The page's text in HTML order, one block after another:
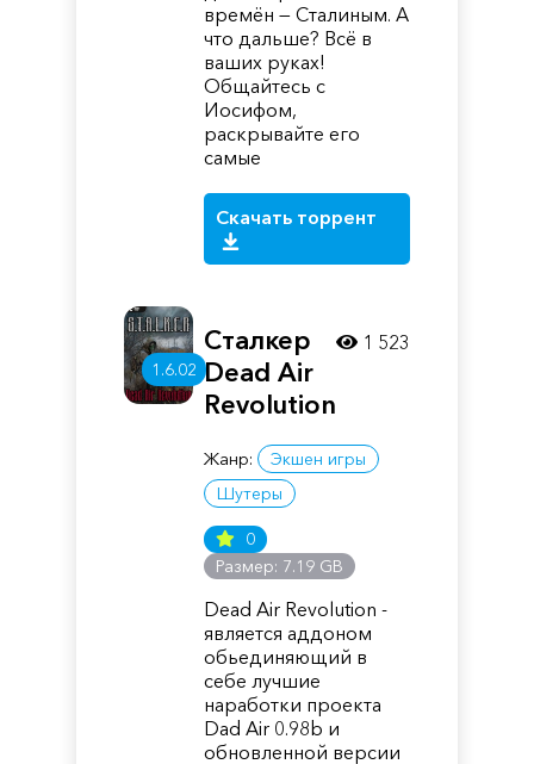
времён — Сталиным. А
что дальше? Всё в
ваших руках!
Общайтесь с
Иосифом,
раскрывайте его
самые
Скачать торрент
1.6.02
Сталкер
Dead Air
Revolution
Жанр:
Экшен игры
Шутеры
0
Размер: 7.19 GB
Dead Air Revolution -
является аддоном
обьединяющий в
себе лучшие
наработки проекта
Dad Air 0.98b и
обновленной версии
1 523